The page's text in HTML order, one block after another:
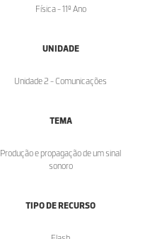
Física - 11º Ano
UNIDADE
Unidade 2 - Comunicações
TEMA
Produção e propagação de um sinal
sonoro
TIPO DE RECURSO